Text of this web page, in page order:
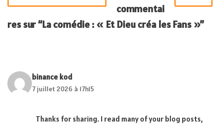
commentai
res sur “La comédie : « Et Dieu créa les Fans »”
binance kod
7 juillet 2026 à 17h15
Thanks for sharing. I read many of your blog posts,